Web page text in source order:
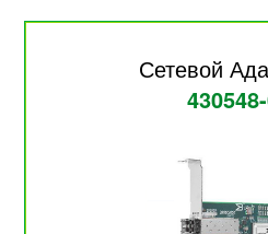
Сетевой